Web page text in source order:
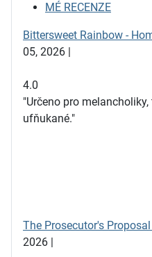
MÉ RECENZE
Bittersweet Rainbow -
05, 2026 |
4.0
"Určeno pro
ufňukané."
The Prosecutor's
2026 |